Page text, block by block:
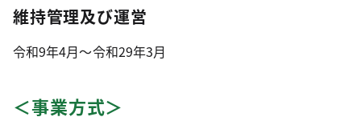
維持管理及び運営
令和9年4月～令和29年3月
＜事業方式＞